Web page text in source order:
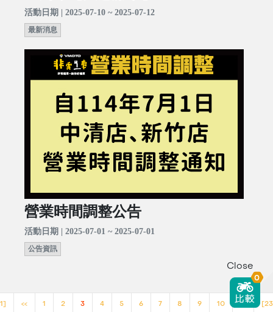
活動日期 | 2025-07-10 ~ 2025-07-12
最新消息
營業時間調整公告
活動日期 | 2025-07-01 ~ 2025-07-01
公告資訊
<< 1 2 3 4 5 6 7 8 9 10 >>
Close
0